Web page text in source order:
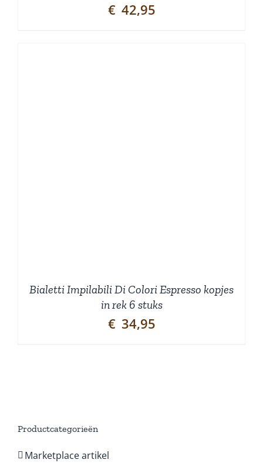
€ 42,95
Bialetti Impilabili Di Colori Espresso kopjes
in rek 6 stuks
€ 34,95
Productcategorieën
Marketplace artikel